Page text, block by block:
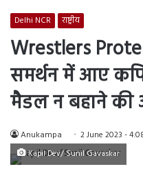
Delhi NCR राष्ट्रीय
Wrestlers
समर्थन में आए
मैडल न बहाने की
Anukampa 2 June 2023 -
Kapil Dev/ Sunil Gavaskar